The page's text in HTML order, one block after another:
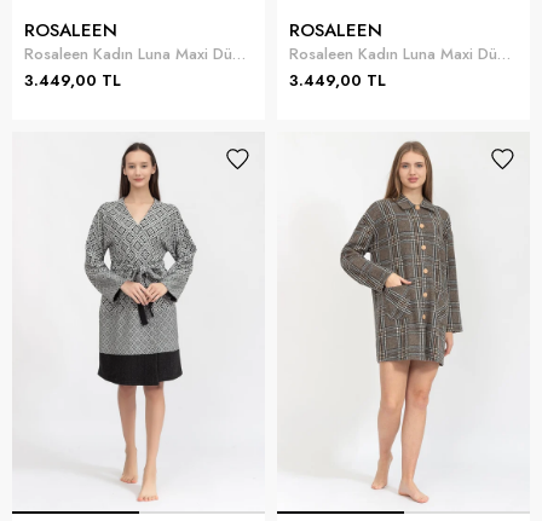
ROSALEEN
Rosaleen Kadın Luna Maxi Düz Uzun Sabahlık
3.449,00 TL
ROSALEEN
Rosaleen Kadın Luna Maxi Düz Uzun Sabahlık
3.449,00 TL